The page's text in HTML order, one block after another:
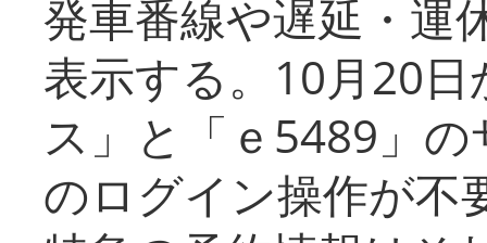
発車番線や遅延・運
表示する。10月20
ス」と「ｅ5489」
のログイン操作が不